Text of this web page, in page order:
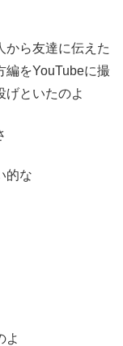
から友達に伝えた
編をYouTubeに撮
げといたのよ
的な
よ